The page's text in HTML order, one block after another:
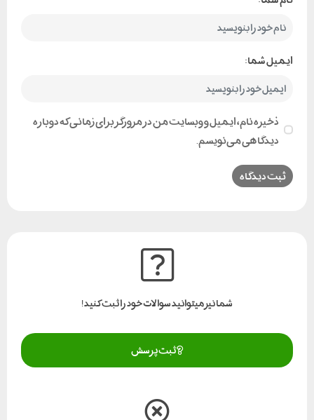
ایمیل شما:
ذخیره نام، ایمیل و وبسایت من در مرورگر برای زمانی که دوباره
دیدگاهی می‌نویسم.
شما نیز میتوانید سوالات خود را ثبت کنید!
ثبت پرسش